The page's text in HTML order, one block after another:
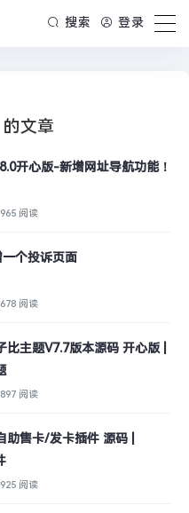
搜索 登录
文章
开心版-新增网址导航功能！
阅读
个投诉页面
阅读
主题V7.7版本源码 开心版 |
阅读
售卡/发卡插件 源码 |
阅读